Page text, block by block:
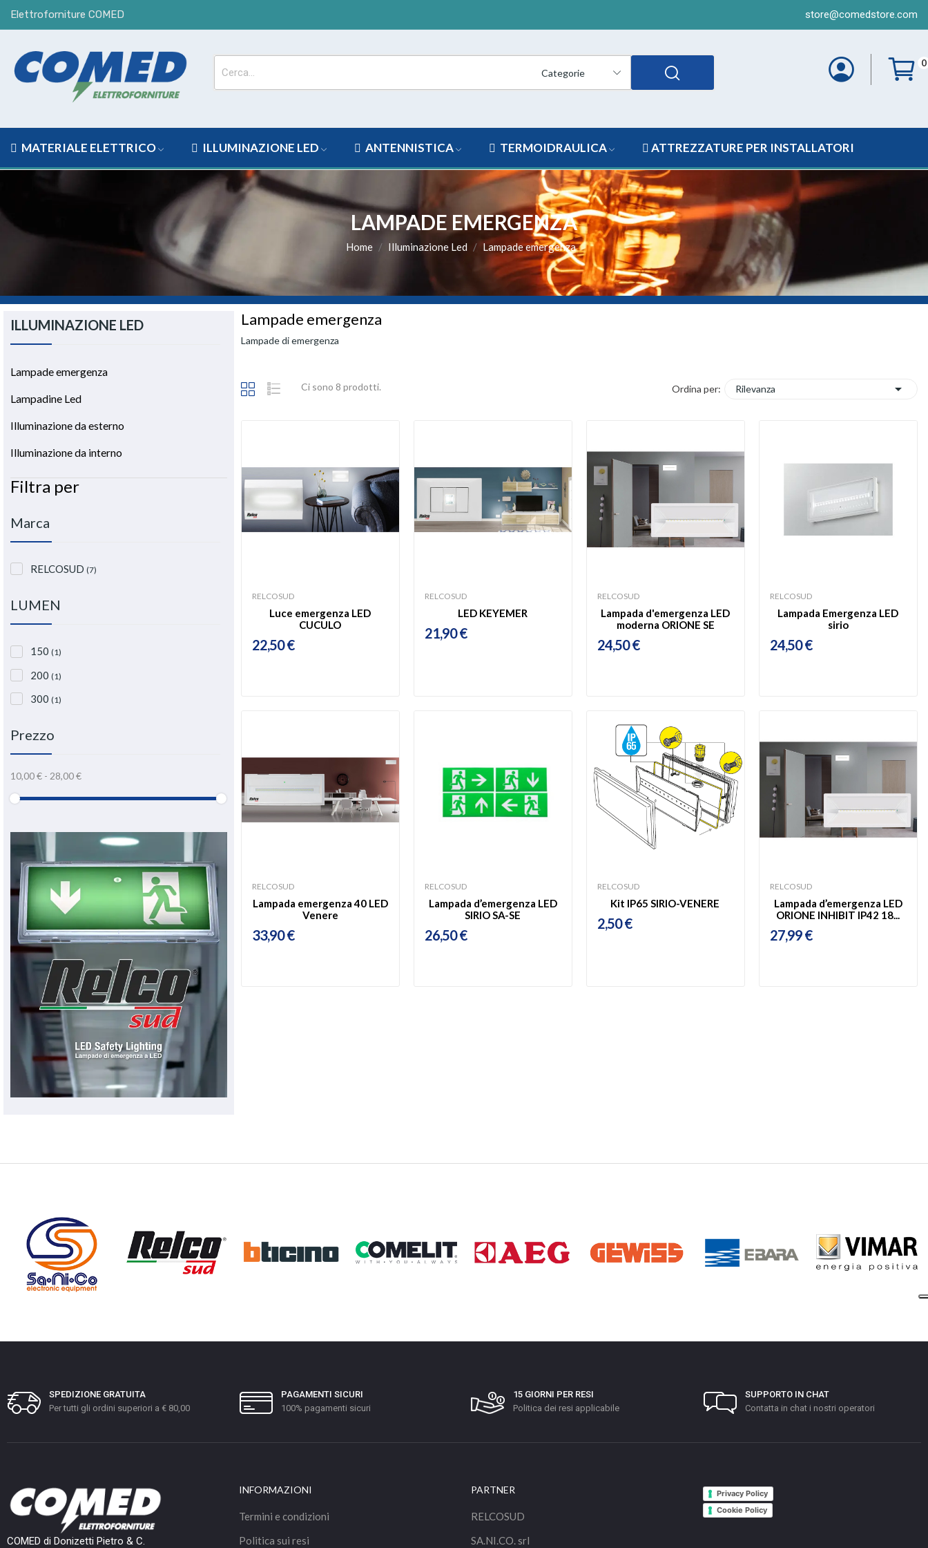
Elettroforniture COMED store@comedstore.com
Categorie
0
MATERIALE ELETTRICO ILLUMINAZIONE LED ANTENNISTICA TERMOIDRAULICA ATTREZZATURE PER INSTALLATORI
LAMPADE EMERGENZA
Home Illuminazione Led Lampade emergenza
ILLUMINAZIONE LED
Lampade emergenza
Lampadine Led
Illuminazione da esterno
Illuminazione da interno
Filtra per
Marca
RELCOSUD (7)
LUMEN
150 (1)
200 (1)
300 (1)
Prezzo
10,00 € - 28,00 €
Lampade emergenza
Lampade di emergenza
Ci sono 8 prodotti. Ordina per: Rilevanza 
RELCOSUD
Luce emergenza LED
CUCULO
22,50 €
RELCOSUD
LED KEYEMER
21,90 €
RELCOSUD
Lampada d'emergenza LED
moderna ORIONE SE
24,50 €
RELCOSUD
Lampada Emergenza LED
sirio
24,50 €
RELCOSUD
Lampada emergenza 40 LED
Venere
33,90 €
RELCOSUD
Lampada d’emergenza LED
SIRIO SA-SE
26,50 €
RELCOSUD
Kit IP65 SIRIO-VENERE
2,50 €
RELCOSUD
Lampada d’emergenza LED
ORIONE INHIBIT IP42 18...
27,99 €
SPEDIZIONE GRATUITA
Per tutti gli ordini superiori a € 80,00
PAGAMENTI SICURI
100% pagamenti sicuri
15 GIORNI PER RESI
Politica dei resi applicabile
SUPPORTO IN CHAT
Contatta in chat i nostri operatori
COMED di Donizetti Pietro & C.
INFORMAZIONI
Termini e condizioni
Politica sui resi
PARTNER
RELCOSUD
SA.NI.CO. srl
Privacy Policy
Cookie Policy